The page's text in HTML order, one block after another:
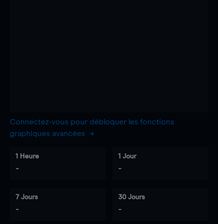
Connectez-vous pour débloquer les fonctions
graphiques avancées
1 Heure
-
1 Jour
-
7 Jours
-
30 Jours
-